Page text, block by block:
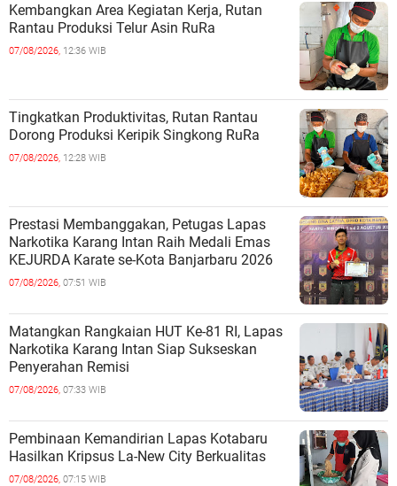
Kembangkan Area Kegiatan Kerja, Rutan
Rantau Produksi Telur Asin RuRa
07/08/2026, 12:36 WIB
Tingkatkan Produktivitas, Rutan Rantau
Dorong Produksi Keripik Singkong RuRa
07/08/2026, 12:28 WIB
Prestasi Membanggakan, Petugas Lapas
Narkotika Karang Intan Raih Medali Emas
KEJURDA Karate se-Kota Banjarbaru 2026
07/08/2026, 07:51 WIB
Matangkan Rangkaian HUT Ke-81 RI, Lapas
Narkotika Karang Intan Siap Sukseskan
Penyerahan Remisi
07/08/2026, 07:33 WIB
Pembinaan Kemandirian Lapas Kotabaru
Hasilkan Kripsus La-New City Berkualitas
07/08/2026, 07:15 WIB